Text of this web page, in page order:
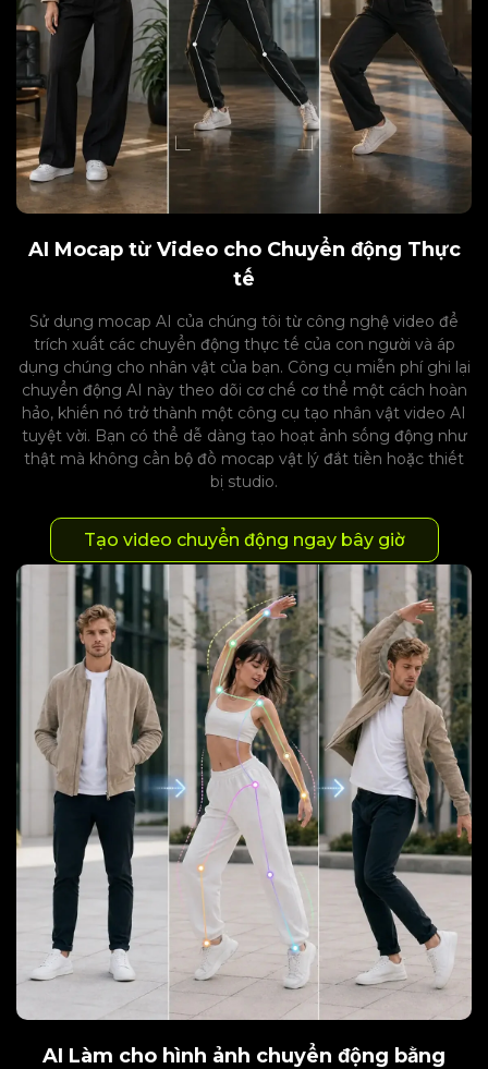
AI Mocap từ Video cho Chuyển động Thực
tế
Sử dụng mocap AI của chúng tôi từ công nghệ video để
trích xuất các chuyển động thực tế của con người và áp
dụng chúng cho nhân vật của bạn. Công cụ miễn phí ghi lại
chuyển động AI này theo dõi cơ chế cơ thể một cách hoàn
hảo, khiến nó trở thành một công cụ tạo nhân vật video AI
tuyệt vời. Bạn có thể dễ dàng tạo hoạt ảnh sống động như
thật mà không cần bộ đồ mocap vật lý đắt tiền hoặc thiết
bị studio.
Tạo video chuyển động ngay bây giờ
AI Làm cho hình ảnh chuyển động bằng